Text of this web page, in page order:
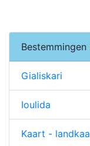
Bestemmingen
Gialiskari
Ioulida
Kaart -